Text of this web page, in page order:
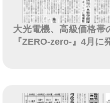
大光電機、高級価格帯
『ZERO-zero-』4月に